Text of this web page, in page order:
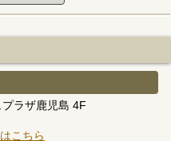
ラザ鹿児島 4F
こちら